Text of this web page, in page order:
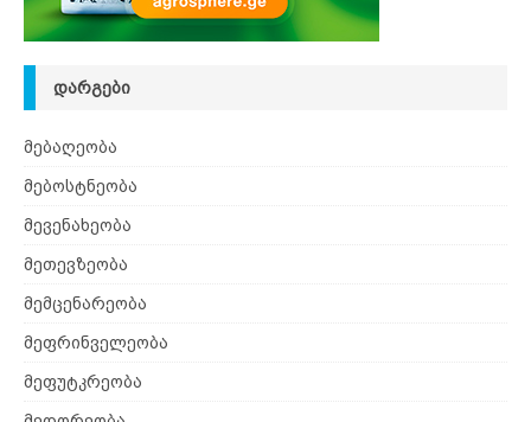
ᲓᲐᲠᲒᲔᲑᲘ
მებაღეობა
მებოსტნეობა
მევენახეობა
მეთევზეობა
მემცენარეობა
მეფრინველეობა
მეფუტკრეობა